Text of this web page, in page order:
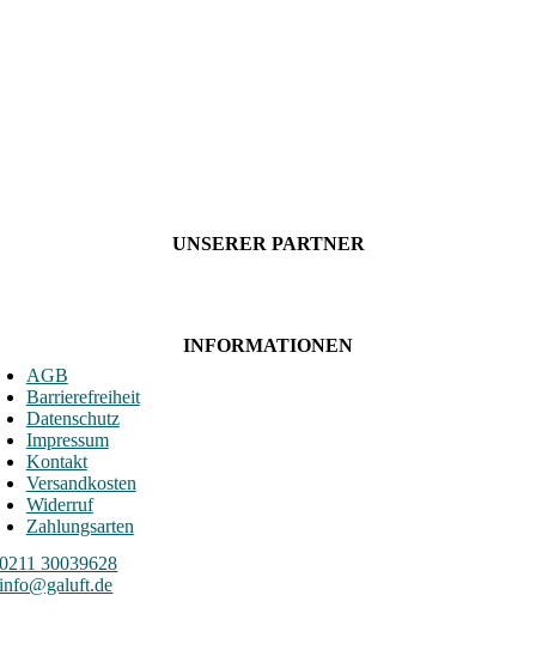
UNSERER PARTNER
INFORMATIONEN
AGB
Barrierefreiheit
Datenschutz
Impressum
Kontakt
Versandkosten
Widerruf
Zahlungsarten
0211 30039628
info@galuft.de